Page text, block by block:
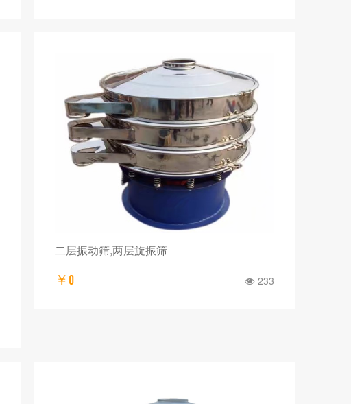
二层振动筛,两层旋振筛
￥0 233